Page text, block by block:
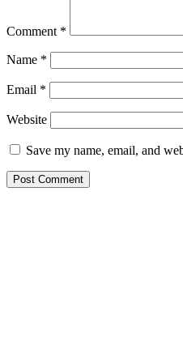
Comment *
Name *
Email *
Website
Save my name, email, and